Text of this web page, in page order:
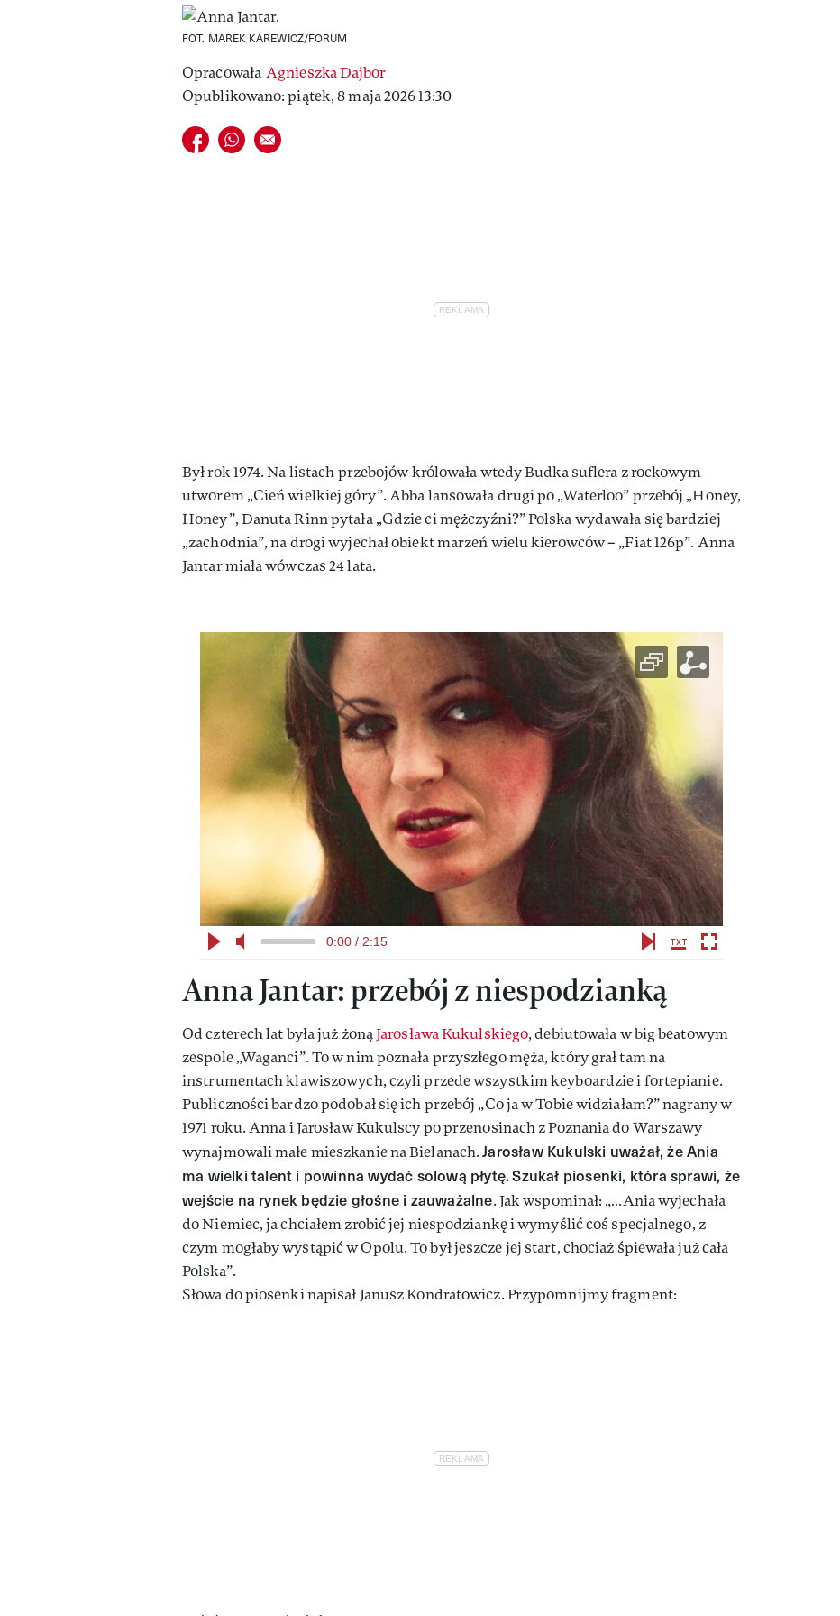
FOT. MAREK KAREWICZ/FORUM
Opracowała Agnieszka Dajbor
Opublikowano: piątek, 8 maja 2026 13:30
Udostępnij na facebook
Udostępnij na whatsapp
E-mail do przyjaciela
Był rok 1974. Na listach przebojów królowała wtedy Budka suflera z rockowym
utworem „Cień wielkiej góry”. Abba lansowała drugi po „Waterloo” przebój „Honey,
Honey”, Danuta Rinn pytała „Gdzie ci mężczyźni?” Polska wydawała się bardziej
„zachodnia”, na drogi wyjechał obiekt marzeń wielu kierowców – „Fiat 126p”. Anna
Jantar miała wówczas 24 lata.
0:00 / 2:15
Anna Jantar: przebój z niespodzianką
Od czterech lat była już żonąJarosława Kukulskiego, debiutowała w big beatowym
zespole „Waganci”. To w nim poznała przyszłego męża, który grał tam na
instrumentach klawiszowych, czyli przede wszystkim keyboardzie i fortepianie.
Publiczności bardzo podobał się ich przebój „Co ja w Tobie widziałam?” nagrany w
1971 roku. Anna i Jarosław Kukulscy po przenosinach z Poznania do Warszawy
wynajmowali małe mieszkanie na Bielanach.Jarosław Kukulski uważał, że Ania
ma wielki talent i powinna wydać solową płytę.Szukał piosenki, która sprawi, że
wejście na rynek będzie głośne i zauważalne. Jak wspominał: „…Ania wyjechała
do Niemiec, ja chciałem zrobić jej niespodziankę i wymyślić coś specjalnego, z
czym mogłaby wystąpić w Opolu. To był jeszcze jej start, chociaż śpiewała już cała
Polska”.
Słowa do piosenki napisał Janusz Kondratowicz. Przypomnijmy fragment: